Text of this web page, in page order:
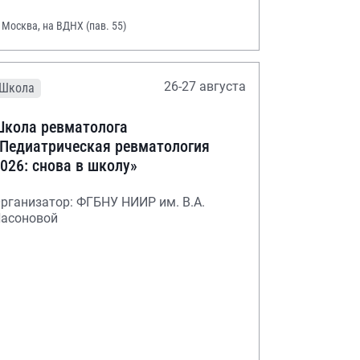
Москва, на ВДНХ (пав. 55)
Школа 26-27 августа
ревматолога
ревматология
снова в школу»
ФГБНУ НИИР им. В.А.